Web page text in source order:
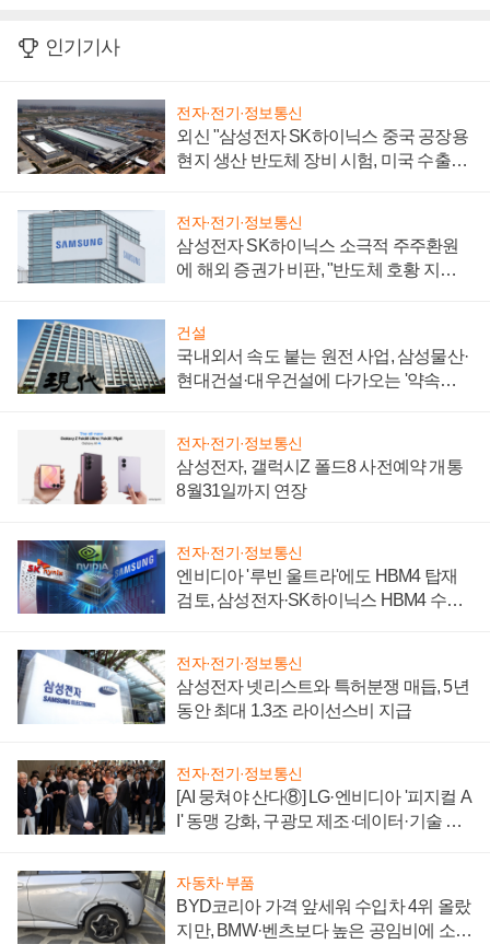
인기기사
전자·전기·정보통신
외신 "삼성전자 SK하이닉스 중국 공장용
현지 생산 반도체 장비 시험, 미국 수출통
전자·전기·정보통신
삼성전자 SK하이닉스 소극적 주주환원
에 해외 증권가 비판, "반도체 호황 지속
건설
국내외서 속도 붙는 원전 사업, 삼성물산·
현대건설·대우건설에 다가오는 '약속의
전자·전기·정보통신
삼성전자, 갤럭시Z 폴드8 사전예약 개통
8월31일까지 연장
전자·전기·정보통신
엔비디아 '루빈 울트라'에도 HBM4 탑재
검토, 삼성전자·SK하이닉스 HBM4 수율
전자·전기·정보통신
삼성전자 넷리스트와 특허분쟁 매듭, 5년
동안 최대 1.3조 라이선스비 지급
전자·전기·정보통신
[AI 뭉쳐야 산다⑧] LG·엔비디아 '피지컬 A
I' 동맹 강화, 구광모 제조·데이터·기술 결
자동차·부품
BYD코리아 가격 앞세워 수입차 4위 올랐
지만, BMW·벤츠보다 높은 공임비에 소비